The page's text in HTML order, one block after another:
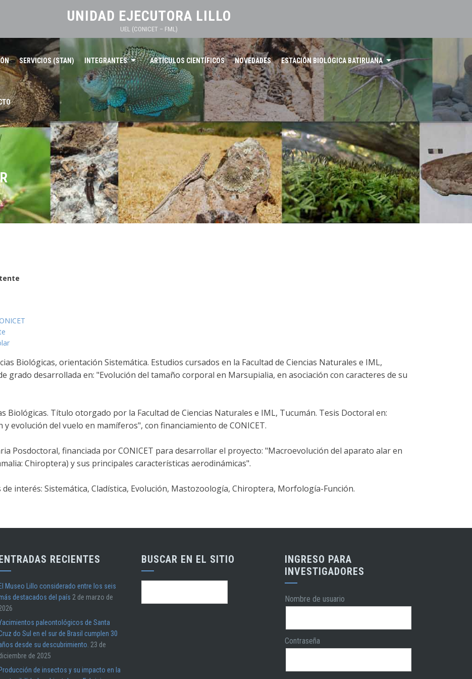
UNIDAD EJECUTORA LILLO
UEL (CONICET – FML)
SERVICIOS (STAN) INTEGRANTES ARTÍCULOS CIENTÍFICOS NOVEDADES ESTACIÓN BIOLÓGICA BATIRUANA
Biológicas, orientación Sistemática. Estudios cursados en la Facultad de Ciencias Naturales e IML,
grado desarrollada en: "Evolución del tamaño corporal en Marsupialia, en asociación con caracteres de su
Biológicas. Título otorgado por la Facultad de Ciencias Naturales e IML, Tucumán. Tesis Doctoral en:
y evolución del vuelo en mamíferos", con financiamiento de CONICET.
Posdoctoral, financiada por CONICET para desarrollar el proyecto: "Macroevolución del aparato alar en
Chiroptera) y sus principales características aerodinámicas".
interés: Sistemática, Cladística, Evolución, Mastozoología, Chiroptera, Morfología-Función.
RECIENTES
El Museo Lillo considerado entre los seis
destacados del país 2 de marzo de
paleontológicos de Santa
do Sul en el sur de Brasil cumplen 30
desde su descubrimiento. 23 de
de 2025
Producción de insectos y su impacto en la
BUSCAR EN EL SITIO
INGRESO PARA
INVESTIGADORES
Nombre de usuario
Contraseña